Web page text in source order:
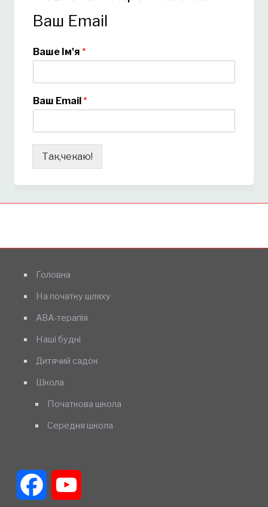
Ваш Email
Ваше Ім'я *
Ваш Email*
Так,чекаю!
Головна
На початку шляху
АВА-терапія
Наші будні
Дитячий садок
Школа
Початкова школа
Середня школа
Facebook